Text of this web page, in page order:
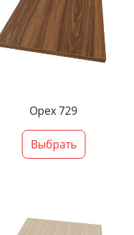
Орех 729
Выбрать